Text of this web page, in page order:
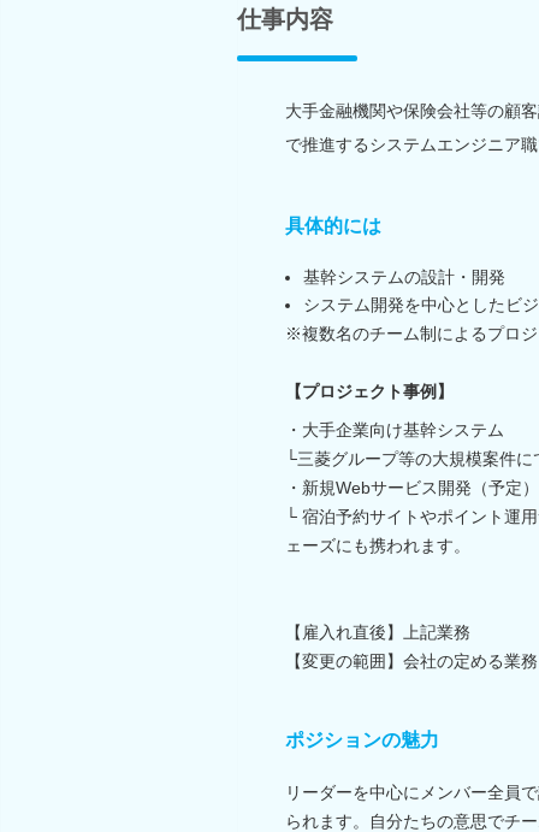
仕事内容
大手金融機関や保険会社等の顧
で推進するシステムエンジニア
具体的には
基幹システムの設計・開発
システム開発を中心としたビ
※複数名のチーム制によるプロ
【プロジェクト事例】
・大手企業向け基幹システム
└三菱グループ等の大規模案件
・新規Webサービス開発（予定）
└ 宿泊予約サイトやポイント運
ェーズにも携われます。
【雇入れ直後】上記業務
【変更の範囲】会社の定める業務
ポジションの魅力
リーダーを中心にメンバー全員
られます。自分たちの意思でチ